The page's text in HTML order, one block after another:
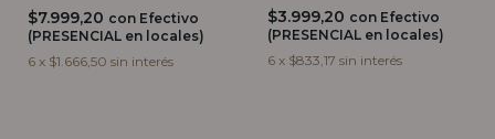
$7.999,20 con Efectivo
(PRESENCIAL en locales)
6 x $1.666,50 sin interés
$3.999,20 con Efectivo
(PRESENCIAL en locales)
6 x $833,17 sin interés